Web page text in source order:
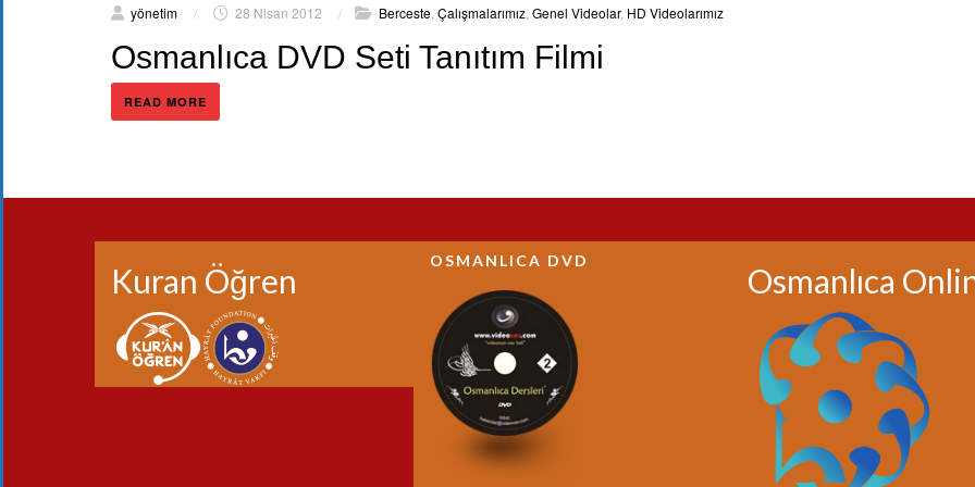
yönetim / 28 Nisan 2012 / Berceste Çalışmalarımız Genel Videolar, HD Videolarımız
Osmanlıca DVD Seti Tanıtım Filmi
READ MORE
Kuran Öğren
OSMANLICA DVD
Osmanlıca